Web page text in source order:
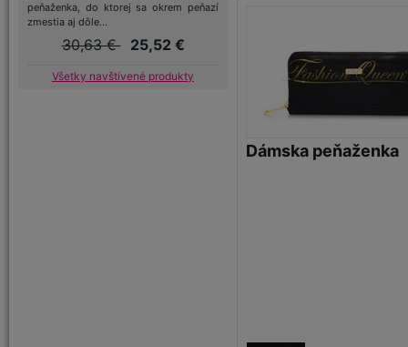
peňaženka, do ktorej sa okrem peňazí
zmestia aj dôle...
30,63 € 25,52 €
Všetky navštívené produkty
Dámska peňaženka